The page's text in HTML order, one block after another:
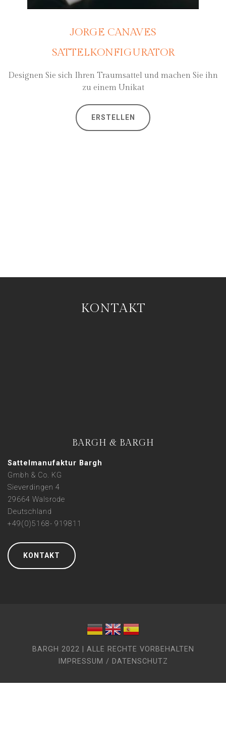
JORGE CANAVES
SATTELKONFIGURATOR
Designen Sie sich Ihren Traumsattel und machen Sie ihn
zu einem Unikat
ERSTELLEN
KONTAKT
BARGH & BARGH
Sattelmanufaktur Bargh
Gmbh & Co. KG
Sieverdingen 4
29664 Walsrode
Deutschland
+49(0)5168- 919811
KONTAKT
BARGH 2022 | ALLE RECHTE VORBEHALTEN
IMPRESSUM / DATENSCHUTZ